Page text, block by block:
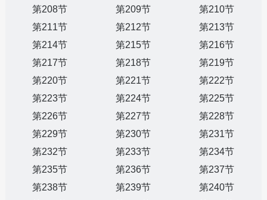
第208节
第209节
第210节
第211节
第212节
第213节
第214节
第215节
第216节
第217节
第218节
第219节
第220节
第221节
第222节
第223节
第224节
第225节
第226节
第227节
第228节
第229节
第230节
第231节
第232节
第233节
第234节
第235节
第236节
第237节
第238节
第239节
第240节